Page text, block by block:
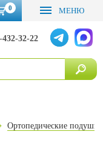
0 МЕНЮ
432-32-22
Ортопедические